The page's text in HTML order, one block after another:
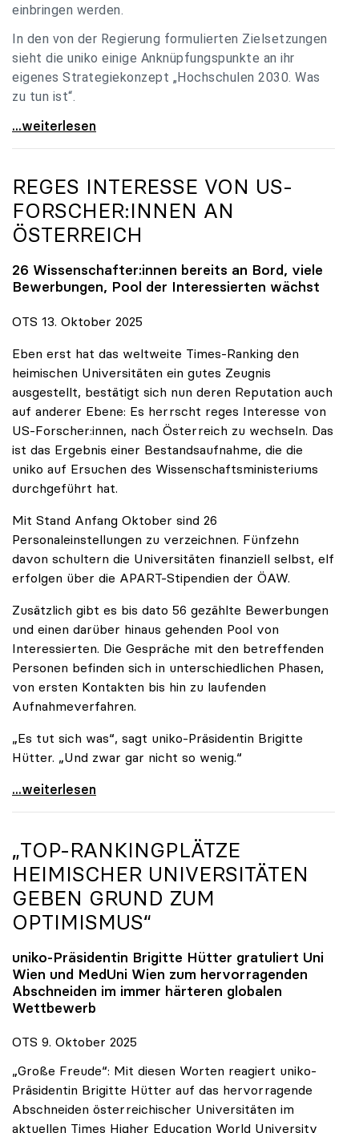
einbringen werden.
In den von der Regierung formulierten Zielsetzungen
sieht die uniko einige Anknüpfungspunkte an ihr
eigenes Strategiekonzept „Hochschulen 2030. Was
zu tun ist“.
Universitäten: Hochschulstrategie 2040 muss eine
...weiterlesen
REGES INTERESSE VON US-
FORSCHER:INNEN AN
ÖSTERREICH
26 Wissenschafter:innen bereits an Bord, viele
Bewerbungen, Pool der Interessierten wächst
OTS 13. Oktober 2025
Eben erst hat das weltweite Times-Ranking den
heimischen Universitäten ein gutes Zeugnis
ausgestellt, bestätigt sich nun deren Reputation auch
auf anderer Ebene: Es herrscht reges Interesse von
US-Forscher:innen, nach Österreich zu wechseln. Das
ist das Ergebnis einer Bestandsaufnahme, die die
uniko auf Ersuchen des Wissenschaftsministeriums
durchgeführt hat.
Mit Stand Anfang Oktober sind 26
Personaleinstellungen zu verzeichnen. Fünfzehn
davon schultern die Universitäten finanziell selbst, elf
erfolgen über die APART-Stipendien der ÖAW.
Zusätzlich gibt es bis dato 56 gezählte Bewerbungen
und einen darüber hinaus gehenden Pool von
Interessierten. Die Gespräche mit den betreffenden
Personen befinden sich in unterschiedlichen Phasen,
von ersten Kontakten bis hin zu laufenden
Aufnahmeverfahren.
„Es tut sich was“, sagt uniko-Präsidentin Brigitte
Hütter. „Und zwar gar nicht so wenig.“
Reges Interesse von US-Forscher:innen an
...weiterlesen
„TOP-RANKINGPLÄTZE
HEIMISCHER UNIVERSITÄTEN
GEBEN GRUND ZUM
OPTIMISMUS“
uniko-Präsidentin Brigitte Hütter gratuliert Uni
Wien und MedUni Wien zum hervorragenden
Abschneiden im immer härteren globalen
Wettbewerb
OTS 9. Oktober 2025
„Große Freude“: Mit diesen Worten reagiert uniko-
Präsidentin Brigitte Hütter auf das hervorragende
Abschneiden österreichischer Universitäten im
aktuellen Times Higher Education World University